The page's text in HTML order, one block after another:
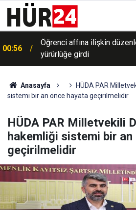
00:41 Büyükelçi atamaları Resmi
Anasayfa
HÜDA PAR
sistemi bir an önce hayata geçirilmelidir
HÜDA PAR Milletvekili
hakemliği sistemi bir
geçirilmelidir